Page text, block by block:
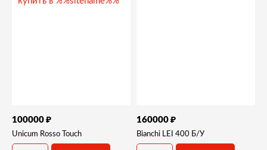
100000 ₽
Unicum Rosso Touch
160000 ₽
Bianchi LEI 400 Б/У